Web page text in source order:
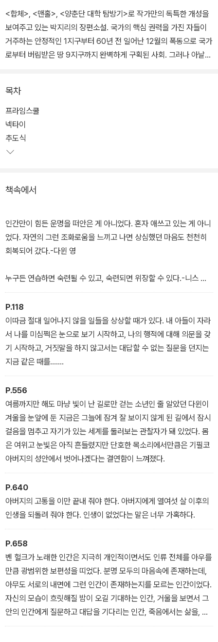
<합체>, <맨홀>, <양춘단 대학 탐방기>로 작가만의 독특한 개성을
보여주고 있는 박지리의 장편소설. 국가의 핵심 권력을 가진 자들이
거주하는 안정적인 1지구부터 60년 전 일어난 12월의 폭동으로 국가
로부터 버림받은 땅 9지구까지 완벽하게 구획된 사회. 그러나 아날로
12월의 폭동 이후 9지구 후디 출신에서 1지구에 정착한 러너 영, 30
년 동안 친구의 추도식을 변함없이 열어 주고 있는 문교부 차관이자
프라임스쿨 위원장을 맡고 있는 아버지 니스 영, 1지구 최고의 기숙학
교 프라임스쿨의 모범생 다윈 영, 끊임없이 1지구를 비판하는 프라임
까지 알게 될 정도로 생생한 캐릭터들은 여기, 이곳이 아닌 세계를 세
목차
프라임스쿨
넥타이
추도식
책속에서
인간만이 힘든 운명을 떠안은 게 아니었다. 혼자 애쓰고 있는 게 아니
었다. 자연의 그런 조화로움을 느끼고 나면 상심했던 마음도 천천히
회복되어 갔다.-다윈 영
누구든 연습하면 숙련될 수 있고, 숙련되면 위장할 수 있다.-니스 영
어떤 형태든지 다른 사람들이 주는 관심은 즐겁고 기쁘게 받아들여야
한다. 생물이 햇빛의 에너지를 받아 성장하는 것처럼 인간은 타인의
눈길을 통해 성장하는 존재이기 때문이다. 타인의 시선을 끄는 데 실
패한 사람은 음지에서 자라는 식물처럼 우울하고 왜소해질 수밖에 없
다. 그런 아이가 나이를 먹으면 4지구 출신 여자와 결혼해 거실에 값
싼 정물화를 걸어 놓고 7급 서기관이라는 주변부 인생에 만족하며 사
는 어른이 될 것이다. -루미 헌터
“다윈, 사람들이 그러지? 1지구는 완벽한 세계라고. 하지만 이 완벽
한 세계에도 이렇게 보이지 않는 얼룩은 있어. 어쩌면 우리가 모르는
곳은 훨씬 더 짙게 얼룩져 있는지도 모르지.”-레오 마샬
라고 말할 수 없는 것이다.-버즈 마샬
진실의 가치는 지나치게 과장되어 있다. 그것이 내가 믿는, 이 세상에
“그래, 루미 네 말대로 식은 감자를 전해 받은 사람이 감자를 더 잘 살
펴볼 순 있겠지. 그러나 그 감자가 얼마나 뜨거웠는지는 절대 알 수 없
을 거야. 살가죽이 벗겨지는 화상을 입고 아파하는 사람을 보고는 뭐
가 그리 뜨거웠냐 싶겠지.” -러너 영
P.118
이따금 절대 일어나지 않을 일들을 상상할 때가 있다. 내 아들이 자라
서 나를 미심쩍은 눈으로 보기 시작하고, 나의 행적에 대해 의문을 갖
기 시작하고, 거짓말을 하지 않고서는 대답할 수 없는 질문을 던지는
지금 같은 때를…….
P.556
여름까지만 해도 마냥 빛이 난 길로만 걷는 소년인 줄 알았던 다윈이
겨울을 눈앞에 둔 지금은 그늘에 잠겨 잘 보이지 않게 된 길에서 잠시
걸음을 멈추고 자기가 있는 세계를 둘러보는 관찰자가 돼 있었다. 몸
은 여위고 눈빛은 아직 흔들렸지만 단호한 목소리에서만큼은 기필코
아버지의 성안에서 벗어나겠다는 결연함이 느껴졌다.
P.640
아버지의 고통을 이만 끝내 줘야 한다. 아버지에게 열여섯 살 이후의
인생을 되돌려 줘야 한다. 인생이 없었다는 말은 너무 가혹하다.
P.658
벤 헐크가 노래한 인간은 지극히 개인적이면서도 인류 전체를 아우를
만큼 광범위한 보편성을 띠었다. 분명 모두의 마음속에 존재하는데,
아무도 서로의 내면에 그런 인간이 존재하는지를 모르는 인간이었다.
자신의 모습이 흐릿해질 밤이 오길 기대하는 인간, 거울을 보면서 그
안의 인간에게 질문하고 대답을 기다리는 인간, 죽음에서는 삶을, 삶
에서는 죽음을 느끼는 인간. 모두의 인간이면서, 오직 나 하나만의 인